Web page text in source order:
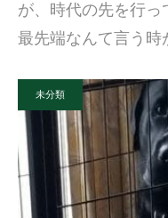
が、時代の先を行
最先端なんて言う
未分類